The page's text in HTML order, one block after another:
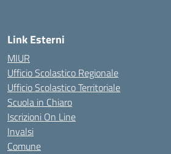
Link Esterni
MIUR
Ufficio Scolastico Regionale
Ufficio Scolastico Territoriale
Scuola in Chiaro
Iscrizioni On Line
Invalsi
Comune